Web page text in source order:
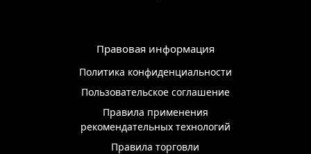
Правовая информация
Политика конфиденциальности
Пользовательское соглашение
Правила применения
рекомендательных технологий
Правила торговли